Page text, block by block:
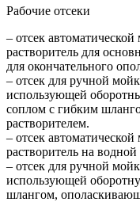
Рабочие отсеки
– отсек
растворитель для
для окончательного
– отсек для ручной
использующей
соплом с гибким
растворителем.
– отсек
растворитель на
– отсек для ручной
использующей
шлангом,